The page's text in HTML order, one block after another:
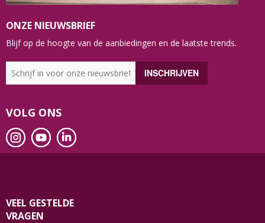
ONZE NIEUWSBRIEF
Blijf op de hoogte van de aanbiedingen en de laatste trends.
VOLG ONS
VEEL GESTELDE
VRAGEN